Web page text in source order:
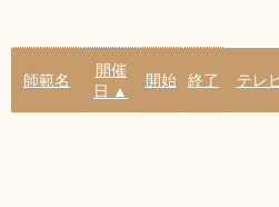
師範名
開催
日 ▲
開始 終了 テレ